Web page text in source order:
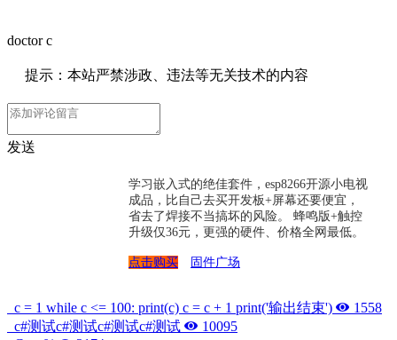
doctor c
提示：本站严禁涉政、违法等无关技术的内容
发送
学习嵌入式的绝佳套件，esp8266开源小电视
成品，比自己去买开发板+屏幕还要便宜，
省去了焊接不当搞坏的风险。 蜂鸣版+触控
升级仅36元，更强的硬件、价格全网最低。
点击购买 固件广场
c = 1 while c <= 100: print(c) c = c + 1 print('输出结束')
1558
c#测试c#测试c#测试c#测试
10095